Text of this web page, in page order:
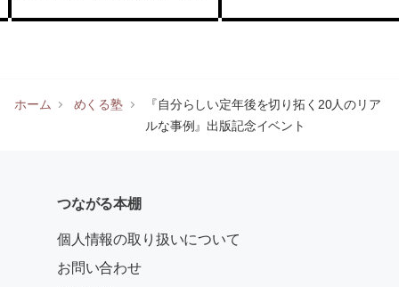
ホーム めくる塾
『自分らしい定年後を切り拓く20人のリア
ルな事例』出版記念イベント
つながる本棚
個人情報の取り扱いについて
お問い合わせ